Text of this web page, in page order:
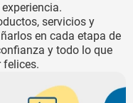
servicios y
en cada etapa de
y todo lo que
felices.